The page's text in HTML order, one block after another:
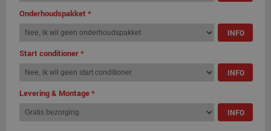
Onderhoudspakket *
INFO
Start conditioner*
INFO
Levering & Montage*
INFO